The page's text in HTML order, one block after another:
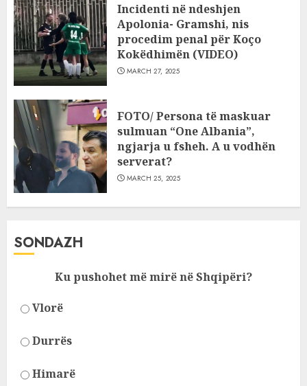
Incidenti në ndeshjen
Apolonia- Gramshi, nis
procedim penal për Koço
Kokëdhimën (VIDEO)
MARCH 27, 2025
FOTO/ Persona të maskuar
sulmuan “One Albania”,
ngjarja u fsheh. A u vodhën
serverat?
MARCH 25, 2025
SONDAZH
Ku pushohet më mirë në Shqipëri?
Vlorë
Durrës
Himarë